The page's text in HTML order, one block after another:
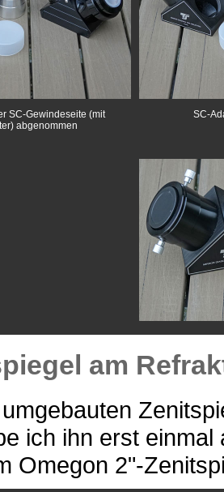
SC-Gewindeseite (mit
abgenommen
SC-
am
ich ihn erst
Omegon 2"-